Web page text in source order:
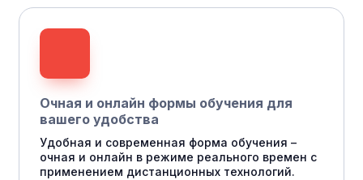
Очная и онлайн формы обучения для
вашего удобства
Удобная и современная форма обучения –
очная и онлайн в режиме реального времен с
применением дистанционных технологий.